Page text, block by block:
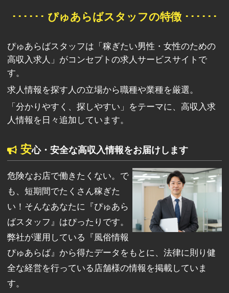
･･････ ぴゅあらばスタッフの特徴 ･･････
ぴゅあらばスタッフは「稼ぎたい男性・女性のための
高収入求人」がコンセプトの求人サービスサイトで
す。
求人情報を探す人の立場から職種や業種を厳選。
「分かりやすく、探しやすい」をテーマに、高収入求
人情報を日々追加しています。
安心・安全な高収入情報をお届けします
危険なお店で働きたくない。で
も、短期間でたくさん稼ぎた
い！そんなあなたに『ぴゅあら
ばスタッフ』はぴったりです。
弊社が運用している『風俗情報
ぴゅあらば』から得たデータをもとに、法律に則り健
全な経営を行っている店舗様の情報を掲載していま
す。